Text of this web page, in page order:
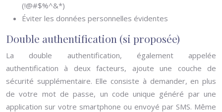
(!@#$%^&*)
Éviter les données personnelles évidentes
Double authentification (si proposée)
La double authentification, également appelée
authentification à deux facteurs, ajoute une couche de
sécurité supplémentaire. Elle consiste à demander, en plus
de votre mot de passe, un code unique généré par une
application sur votre smartphone ou envoyé par SMS. Même